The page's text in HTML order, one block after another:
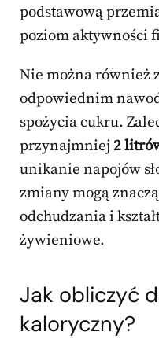
podstawową
poziom aktywności
Nie można również
odpowiednim
spożycia cukru.
przynajmniej 2
unikanie napojów
zmiany mogą
odchudzania i
żywieniowe.
Jak obliczyć
kaloryczny?